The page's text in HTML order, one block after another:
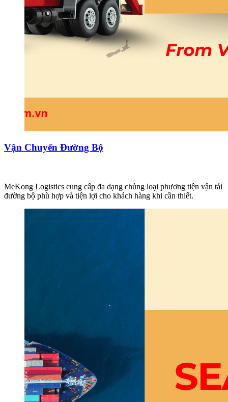
Vận Chuyển Đường Bộ
MeKong Logistics cung cấp đa dạng chủng loại phương tiện vận tải
đường bộ phù hợp và tiện lợi cho khách hàng khi cần thiết.